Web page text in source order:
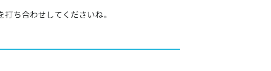
ち合わせしてくださいね。